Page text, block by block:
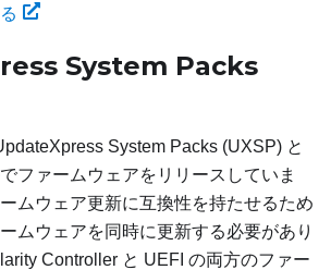
System Packs
System Packs (UXSP) と
ファームウェアをリリースしていま
ムウェア更新に互換性を持たせるため
ムウェアを同時に更新する必要があり
Controller と UEFI の両方のファー